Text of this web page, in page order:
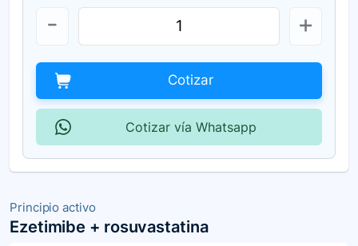
Principio activo
Ezetimibe + rosuvastatina
Cotizar
Cotizar vía Whatsapp